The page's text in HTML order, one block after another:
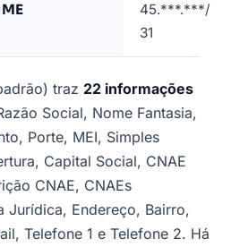
45.***.***/
31
traz 22 informações
Social, Nome Fantasia,
Porte, MEI, Simples
Capital Social, CNAE
CNAE, CNAEs
Jurídica, Endereço, Bairro,
Telefone 1 e Telefone 2. Há